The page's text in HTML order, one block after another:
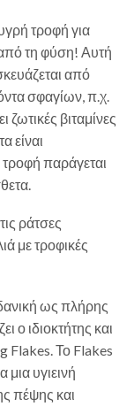
τροφή για
τη φύση! Αυτή
από
σφαγίων, π.χ.
ζωτικές βιταμίνες
είναι
παράγεται
ράτσες
με τροφικές
ως πλήρης
ο ιδιοκτήτης και
Flakes. Το Flakes
μια υγιεινή
πέψης και